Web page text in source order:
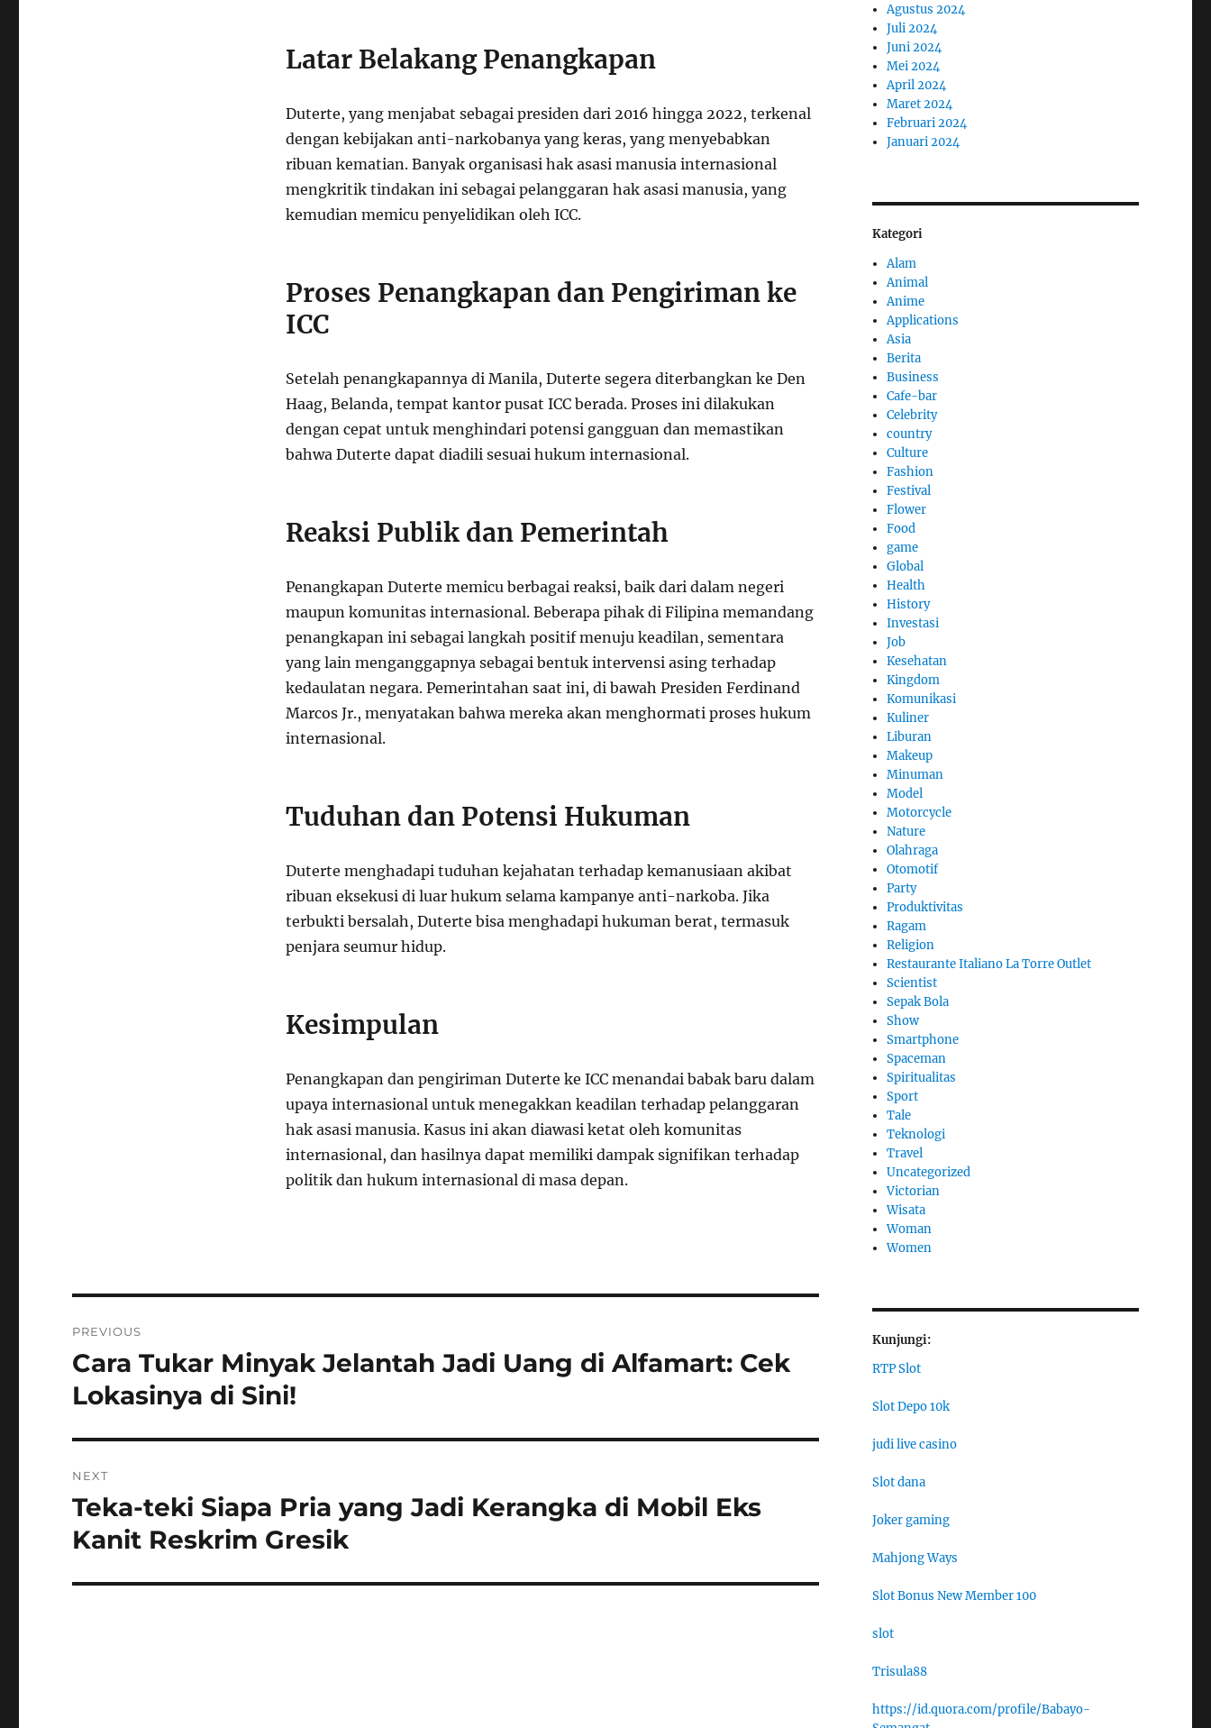
Latar Belakang Penangkapan
Duterte, yang menjabat sebagai presiden dari 2016 hingga 2022, terkenal
dengan kebijakan anti-narkobanya yang keras, yang menyebabkan
ribuan kematian. Banyak organisasi hak asasi manusia internasional
mengkritik tindakan ini sebagai pelanggaran hak asasi manusia, yang
kemudian memicu penyelidikan oleh ICC.
Proses Penangkapan dan Pengiriman ke
ICC
Setelah penangkapannya di Manila, Duterte segera diterbangkan ke Den
Haag, Belanda, tempat kantor pusat ICC berada. Proses ini dilakukan
dengan cepat untuk menghindari potensi gangguan dan memastikan
bahwa Duterte dapat diadili sesuai hukum internasional.
Reaksi Publik dan Pemerintah
Penangkapan Duterte memicu berbagai reaksi, baik dari dalam negeri
maupun komunitas internasional. Beberapa pihak di Filipina memandang
penangkapan ini sebagai langkah positif menuju keadilan, sementara
yang lain menganggapnya sebagai bentuk intervensi asing terhadap
kedaulatan negara. Pemerintahan saat ini, di bawah Presiden Ferdinand
Marcos Jr., menyatakan bahwa mereka akan menghormati proses hukum
internasional.
Tuduhan dan Potensi Hukuman
Duterte menghadapi tuduhan kejahatan terhadap kemanusiaan akibat
ribuan eksekusi di luar hukum selama kampanye anti-narkoba. Jika
terbukti bersalah, Duterte bisa menghadapi hukuman berat, termasuk
penjara seumur hidup.
Kesimpulan
Penangkapan dan pengiriman Duterte ke ICC menandai babak baru dalam
upaya internasional untuk menegakkan keadilan terhadap pelanggaran
hak asasi manusia. Kasus ini akan diawasi ketat oleh komunitas
internasional, dan hasilnya dapat memiliki dampak signifikan terhadap
politik dan hukum internasional di masa depan.
pos
PREVIOUS
Previous
post:
Cara Tukar Minyak Jelantah Jadi Uang di Alfamart: Cek
Lokasinya di Sini!
NEXT
Next
post:
Teka-teki Siapa Pria yang Jadi Kerangka di Mobil Eks
Kanit Reskrim Gresik
Agustus 2024
Juli 2024
Juni 2024
Mei 2024
April 2024
Maret 2024
Februari 2024
Januari 2024
Kategori
Alam
Animal
Anime
Applications
Asia
Berita
Business
Cafe-bar
Celebrity
country
Culture
Fashion
Festival
Flower
Food
game
Global
Health
History
Investasi
Job
Kesehatan
Kingdom
Komunikasi
Kuliner
Liburan
Makeup
Minuman
Model
Motorcycle
Nature
Olahraga
Otomotif
Party
Produktivitas
Ragam
Religion
Restaurante Italiano La Torre Outlet
Scientist
Sepak Bola
Show
Smartphone
Spaceman
Spiritualitas
Sport
Tale
Teknologi
Travel
Uncategorized
Victorian
Wisata
Woman
Women
Kunjungi:
RTP Slot
Slot Depo 10k
judi live casino
Slot dana
Joker gaming
Mahjong Ways
Slot Bonus New Member 100
slot
Trisula88
https://id.quora.com/profile/Babayo-